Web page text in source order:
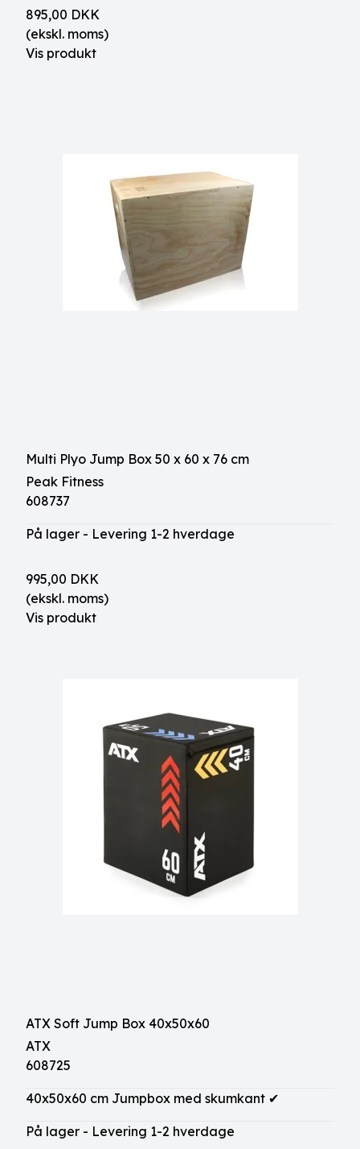
895,00 DKK
(ekskl. moms)
Vis produkt
Multi Plyo Jump Box 50 x 60 x 76 cm
Peak Fitness
608737
På lager - Levering 1-2 hverdage
995,00 DKK
(ekskl. moms)
Vis produkt
ATX Soft Jump Box 40x50x60
ATX
608725
40x50x60 cm Jumpbox med skumkant ✔
På lager - Levering 1-2 hverdage